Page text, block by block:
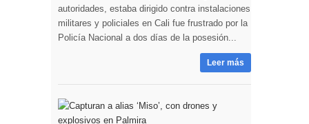
autoridades, estaba dirigido contra instalaciones
militares y policiales en Cali fue frustrado por la
Policía Nacional a dos días de la posesión...
Leer más